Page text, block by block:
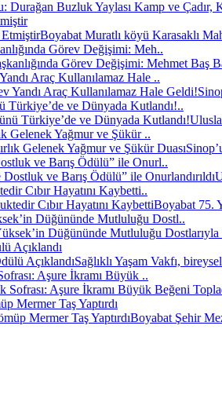
Boyabat Muratlı köyü Karasaklı
Görev Değişimi: Meh..
Araç Kullanılamaz Hale ..
Türkiye’de ve Dünyada Kutlandı!..
Gelenek Yağmur ve Şükür ..
ve Barış Ödülü” ile Onurl..
Cıbır Hayatını Kaybetti..
Boyabat 75.
Düğününde Mutluluğu Dostl..
Açıklandı
Sağlıklı Yaşam Vakfı,
Aşure İkramı Büyük ..
Mermer Taş Yaptırdı
Boyabat Şehir